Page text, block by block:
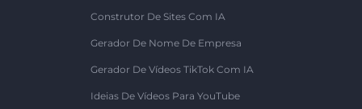
Construtor De Sites Com IA
Gerador De Nome De Empresa
Gerador De Vídeos TikTok Com IA
Ideias De Vídeos Para YouTube